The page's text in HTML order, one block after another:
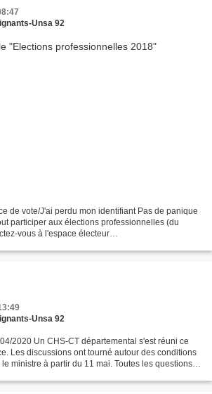
Unsa 92
de vote/J'ai perdu mon identifiant Pas de panique
participer aux élections professionnelles (du
vous à l'espace électeur
Unsa 92
2020 Un CHS-CT départemental s'est réuni ce
Les discussions ont tourné autour des conditions
ministre à partir du 11 mai. Toutes les questions